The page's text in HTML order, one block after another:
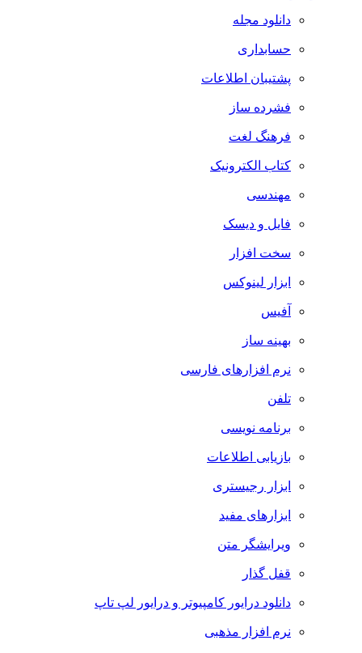
دانلود مجله
حسابداری
پشتیبان اطلاعات
فشرده ساز
فرهنگ لغت
کتاب الکترونیک
مهندسی
فایل و دیسک
سخت افزار
ابزار لینوکس
آفیس
بهینه ساز
نرم افزارهای فارسی
تلفن
برنامه نویسی
بازیابی اطلاعات
ابزار رجیستری
ابزارهای مفید
ویرایشگر متن
قفل گذار
دانلود درایور کامپیوتر و درایور لپ تاپ
نرم افزار مذهبی